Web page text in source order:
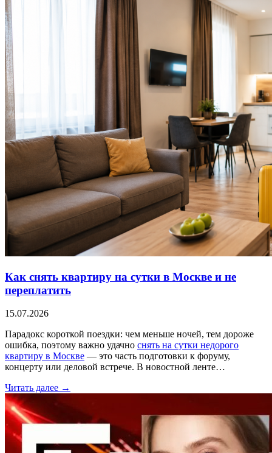
Как снять квартиру на сутки в Москве и не
переплатить
15.07.2026
Парадокс короткой поездки: чем меньше ночей, тем дороже
ошибка, поэтому важно удачно снять на сутки недорого
квартиру в Москве — это часть подготовки к форуму,
концерту или деловой встрече. В новостной ленте…
Читать далее →